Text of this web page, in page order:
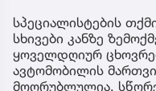
სპეციალისტების
სხივები კანზე
ყოველდღიურ
ავტომობილის
მოღრუბლულია.